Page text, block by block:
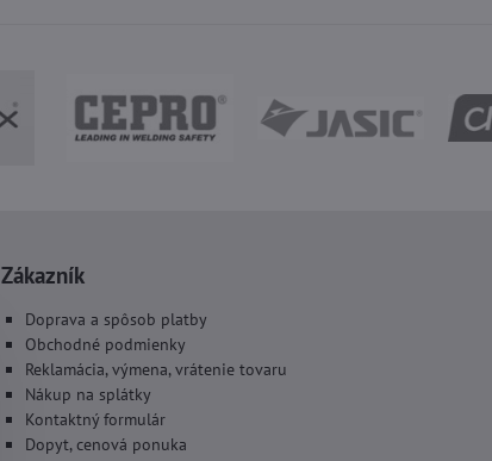
Zákazník
Doprava a spôsob platby
Obchodné podmienky
Reklamácia, výmena, vrátenie tovaru
Nákup na splátky
Kontaktný formulár
Dopyt, cenová ponuka